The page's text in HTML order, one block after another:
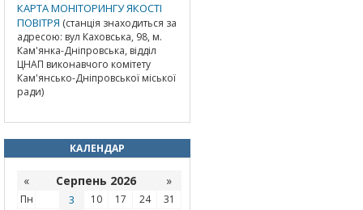
КАРТА МОНІТОРИНГУ ЯКОСТІ
ПОВІТРЯ (станція знаходиться за
адресою: вул Каховська, 98, м.
Кам'янка-Дніпровська, відділ
ЦНАП виконавчого комітету
Кам'янсько-Дніпровської міської
ради)
КАЛЕНДАР
« Серпень 2026 »
Пн 3 10 17 24
31